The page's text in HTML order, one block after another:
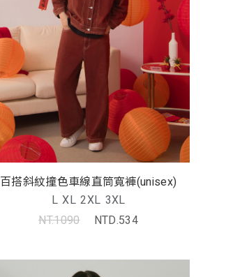
百搭斜紋撞色車線直筒寬褲(unisex)
L XL 2XL 3XL
NT.1090
NTD.534